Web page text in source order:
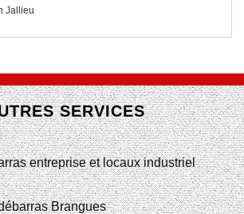
Jallieu
SERVICES
entreprise et locaux industriel
Brangues